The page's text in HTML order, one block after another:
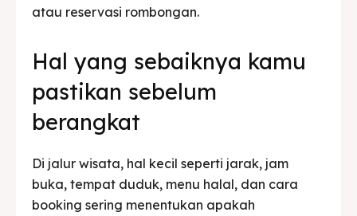
atau reservasi rombongan.
Hal yang sebaiknya kamu
pastikan sebelum
berangkat
Di jalur wisata, hal kecil seperti jarak, jam
buka, tempat duduk, menu halal, dan cara
booking sering menentukan apakah